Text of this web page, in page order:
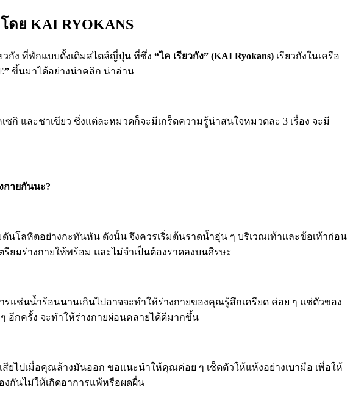
ดย KAI RYOKANS
วกัง ที่พักแบบดั้งเดิมสไตล์ญี่ปุ่น ที่ซึ่ง “ไค เรียวกัง” (KAI Ryokans) เรียวกังในเครือ
ขึ้นมาได้อย่างน่าคลิก น่าอ่าน
และชาเขียว ซึ่งแต่ละหมวดก็จะมีเกร็ดความรู้น่าสนใจหมวดละ 3 เรื่อง จะมี
กายกันนะ?
โลหิตอย่างกะทันหัน ดังนั้น จึงควรเริ่มต้นราดน้ำอุ่น ๆ บริเวณเท้าและข้อเท้าก่อน
ยมร่างกายให้พร้อม และไม่จำเป็นต้องราดลงบนศีรษะ
แช่นน้ำร้อนนานเกินไปอาจจะทำให้ร่างกายของคุณรู้สึกเครียด ค่อย ๆ แช่ตัวของ
อีกครั้ง จะทำให้ร่างกายผ่อนคลายได้ดีมากขึ้น
ยไปเมื่อคุณล้างมันออก ขอแนะนำให้คุณค่อย ๆ เช็ดตัวให้แห้งอย่างเบามือ เพื่อให้
งกันไม่ให้เกิดอาการแพ้หรือผดผื่น